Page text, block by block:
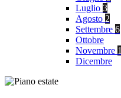
Luglio 3
Agosto 2
Settembre 6
Ottobre
Novembre 1
Dicembre